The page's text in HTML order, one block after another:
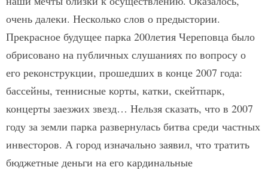
очень далеки. Несколько слов о предыстории.
Прекрасное будущее парка 200­летия Череповца было
обрисовано на публичных слушаниях по вопросу о
его реконструкции, прошедших в конце 2007 года:
бассейны, теннисные корты, катки, скейт­парк,
концерты заезжих звезд… Нельзя сказать, что в 2007
году за земли парка развернулась битва среди частных
инвесторов. А город изначально заявил, что тратить
бюджетные деньги на его кардинальные